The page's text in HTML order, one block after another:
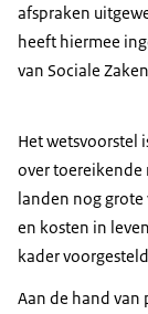
afspraken
heeft hiermee
van Sociale
Het wetsvoorstel
over
landen nog
en kosten in
kader
Aan de hand van